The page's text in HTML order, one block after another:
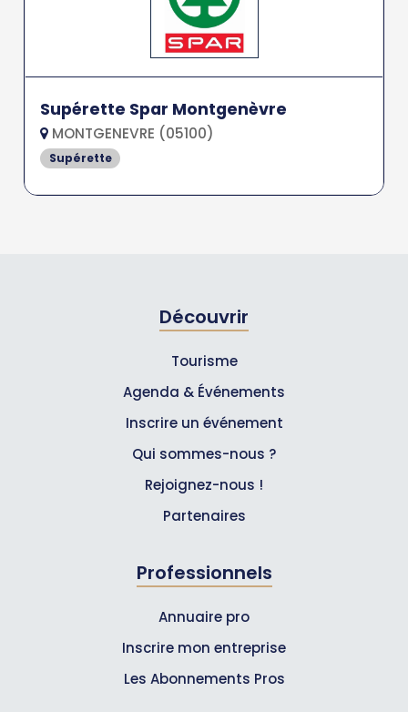
Supérette Spar Montgenèvre
MONTGENEVRE (05100)
Supérette
Découvrir
Tourisme
Agenda & Événements
Inscrire un événement
Qui sommes-nous ?
Rejoignez-nous !
Partenaires
Professionnels
Annuaire pro
Inscrire mon entreprise
Les Abonnements Pros